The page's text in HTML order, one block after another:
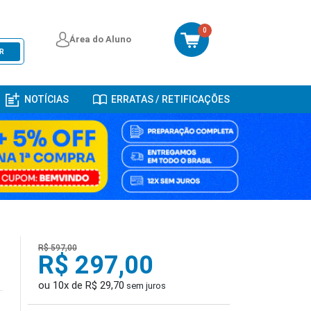
Área do Aluno
0
NOTÍCIAS ERRATAS / RETIFICAÇÕES
R$ 597,00
R$ 297,00
ou 10x de R$ 29,70 sem juros